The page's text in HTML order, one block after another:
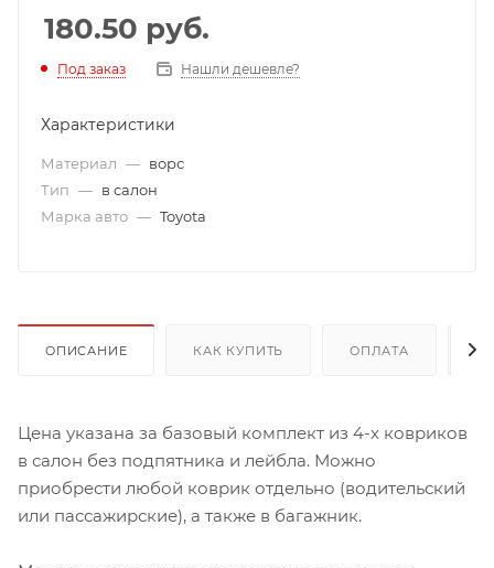
180.50 руб.
Под заказ Нашли дешевле?
Характеристики
Материал — ворс
Тип — в салон
Марка авто — Toyota
ОПИСАНИЕ КАК КУПИТЬ ОПЛАТА
Цена указана за базовый комплект из 4-х ковриков
в салон без подпятника и лейбла. Можно
приобрести любой коврик отдельно (водительский
или пассажирские), а также в багажник.